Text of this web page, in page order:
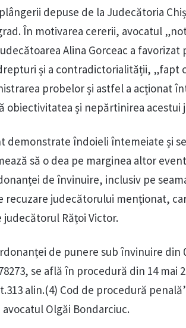
depuse de la Judecătoria
În motivarea cererii, avocatul
Alina Gorceac a favorizat
și a contradictorialității, „fapt
probelor și astfel a acționat
obiectivitatea și nepărtinirea acestui
demonstrate îndoieli întemeiate și
să o dea pe marginea altor
de învinuire, inclusiv pe
judecătorului menționat,
Rățoi Victor.
de punere sub învinuire din
se află în procedură din 14
alin.(4) Cod de procedură
Olgăi Bondarciuc.